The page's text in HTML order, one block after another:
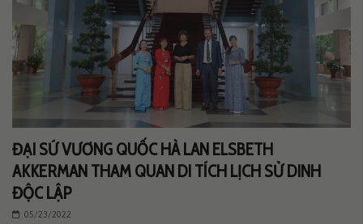
ĐẠI SỨ VƯƠNG QUỐC HÀ LAN ELSBETH
AKKERMAN THAM QUAN DI TÍCH LỊCH SỬ DINH
ĐỘC LẬP
05/23/2022